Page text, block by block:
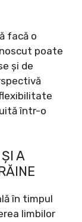
facă o
poate
și de
într-o
A
în timpul
limbilor